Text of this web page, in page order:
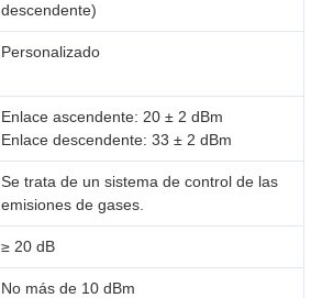
descendente)
Personalizado
Enlace ascendente: 20 ± 2 dBm
Enlace descendente: 33 ± 2 dBm
Se trata de un sistema de control de las
emisiones de gases.
≥ 20 dB
No más de 10 dBm